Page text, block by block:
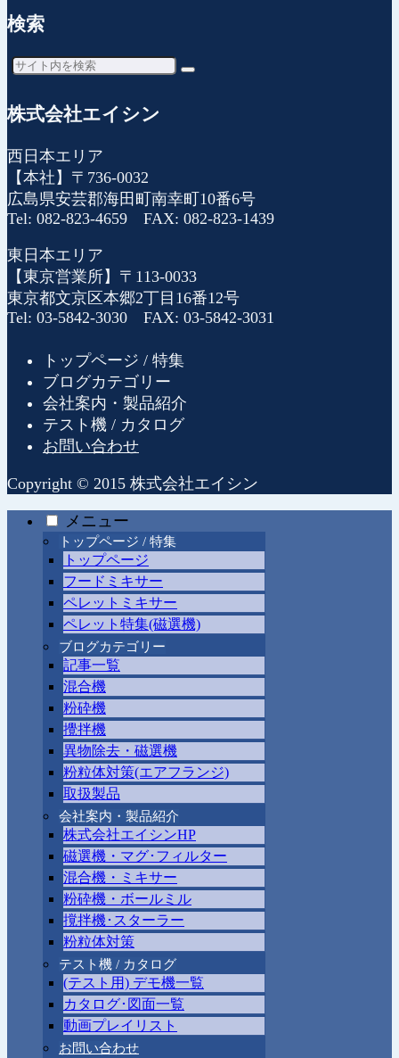
検索
株式会社エイシン
西日本エリア
【本社】〒736-0032
広島県安芸郡海田町南幸町10番6号
Tel: 082-823-4659 FAX: 082-823-1439
東日本エリア
【東京営業所】〒113-0033
東京都文京区本郷2丁目16番12号
Tel: 03-5842-3030 FAX: 03-5842-3031
トップページ / 特集
ブログカテゴリー
会社案内・製品紹介
テスト機 / カタログ
お問い合わせ
Copyright © 2015 株式会社エイシン
メニュー
トップページ / 特集
トップページ
フードミキサー
ペレットミキサー
ペレット特集(磁選機)
ブログカテゴリー
記事一覧
混合機
粉砕機
攪拌機
異物除去・磁選機
粉粒体対策(エアフランジ)
取扱製品
会社案内・製品紹介
株式会社エイシンHP
磁選機・マグ･フィルター
混合機・ミキサー
粉砕機・ボールミル
撹拌機･スターラー
粉粒体対策
テスト機 / カタログ
(テスト用) デモ機一覧
カタログ･図面一覧
動画プレイリスト
お問い合わせ